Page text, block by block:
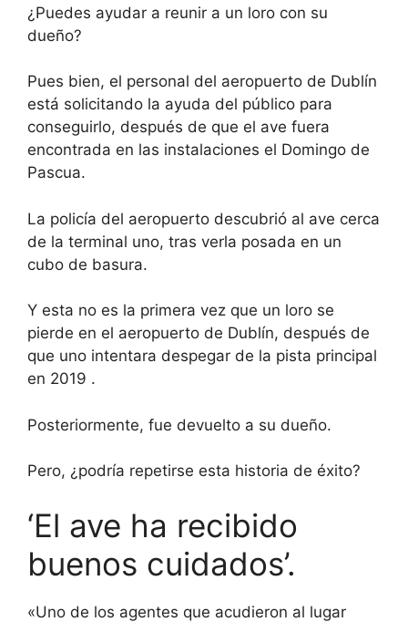
¿Puedes ayudar a reunir a un loro con su
dueño?
Pues bien, el personal del aeropuerto de Dublín
está solicitando la ayuda del público para
conseguirlo, después de que el ave fuera
encontrada en las instalaciones el Domingo de
Pascua.
La policía del aeropuerto descubrió al ave cerca
de la terminal uno, tras verla posada en un
cubo de basura.
Y esta no es la primera vez que un loro se
pierde en el aeropuerto de Dublín, después de
que uno intentara despegar de la pista principal
en 2019 .
Posteriormente, fue devuelto a su dueño.
Pero, ¿podría repetirse esta historia de éxito?
‘El ave ha recibido
buenos cuidados’.
«Uno de los agentes que acudieron al lugar